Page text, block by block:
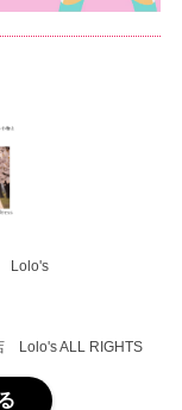
Lolo's
Lolo's ALL RIGHTS